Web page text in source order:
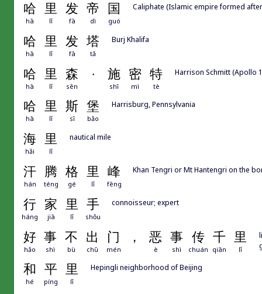
哈 里 发 帝 国
hā lǐ fā dì guó
Caliphate (Islamic empire formed
哈 里 发 塔
hā lǐ fā tǎ
Burj Khalifa
哈 里 森 · 施 密 特
hā lǐ sēn shī mì tè
Harrison Schmitt (Apollo
哈 里 斯 堡
hā lǐ sī bǎo
Harrisburg, Pennsylvania
海 里
hǎi lǐ
nautical mile
汗 腾 格 里 峰
hán téng gé lǐ fēng
Khan Tengri or Mt Hantengri on the
行 家 里 手
háng jiā lǐ shǒu
connoisseur; expert
好 事 不 出 门 ， 恶 事 传 千 里
hǎo shì bù chū mén è shì chuán qiān lǐ
和 平 里
hé píng lǐ
Hepingli neighborhood of Beijing